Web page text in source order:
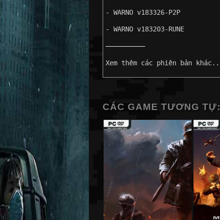
- WARNO v183326-P2P
- WARNO v183203-RUNE
——————————
Xem thêm các phiên bản
CÁC GAME TƯƠNG TỰ: